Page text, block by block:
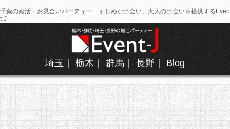
千葉の婚活・お見合いパーティー まじめな出会い、大人の出会いを提供するEven
t-J
埼玉 ｜ 栃木 ｜ 群馬 ｜ 長野 ｜ Blog
Home
船橋
パーティー
松戸
パーティー
柏
パーティー
千葉市
パーティー
成田市
パーティー
佐倉市
パーティー